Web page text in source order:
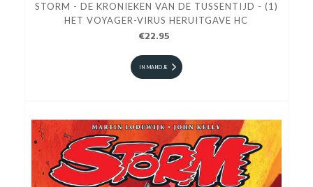
STORM - DE KRONIEKEN VAN DE TUSSENTIJD - (1)
HET VOYAGER-VIRUS HERUITGAVE HC
€22.95
IN MANDJE